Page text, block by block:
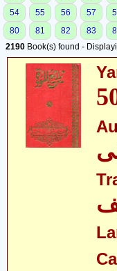
54
55 56 57
80
81 82 83
2190 Book(s) found -